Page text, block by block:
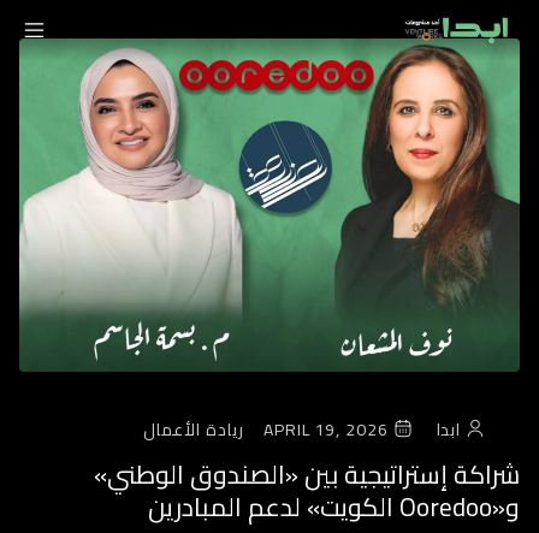
ابدا APRIL 19, 2026 ريادة الأعمال
شراكة إستراتيجية بين «الصندوق الوطني»
و«Ooredoo الكويت» لدعم المبادرين